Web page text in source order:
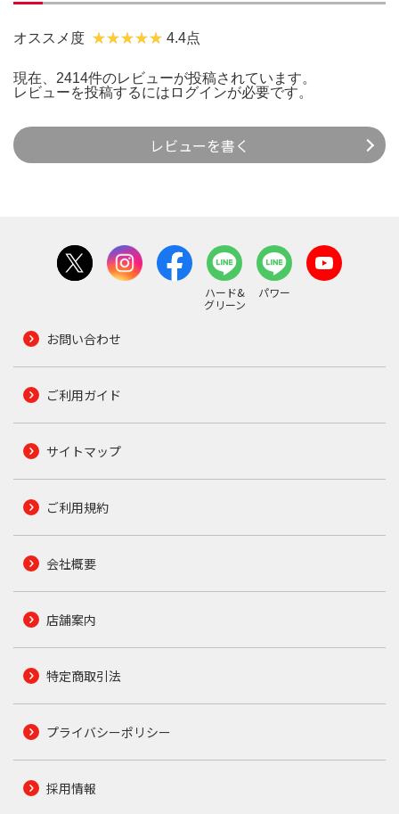
オススメ度 4.4点
現在、2414件のレビューが投稿されています。
レビューを投稿するには ログインが必要です。
レビューを書く
ハード&
グリーン
パワー
お問い合わせ
ご利用ガイド
サイトマップ
ご利用規約
会社概要
店舗案内
特定商取引法
プライバシーポリシー
採用情報